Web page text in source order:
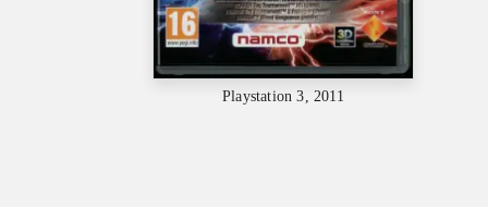
Playstation 3, 2011